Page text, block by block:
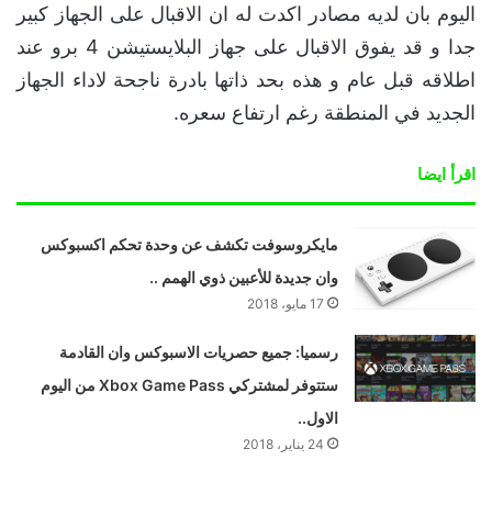
اليوم بان لديه مصادر اكدت له ان الاقبال على الجهاز كبير
جدا و قد يفوق الاقبال على جهاز البلايستيشن 4 برو عند
اطلاقه قبل عام و هذه بحد ذاتها بادرة ناجحة لاداء الجهاز
الجديد في المنطقة رغم ارتفاع سعره.
اقرأ ايضا
مايكروسوفت تكشف عن وحدة تحكم اكسبوكس
وان جديدة للأعبين ذوي الهمم ..
17 مايو، 2018
رسميا: جميع حصريات الاسبوكس وان القادمة
ستتوفر لمشتركي Xbox Game Pass من اليوم
الاول..
24 يناير، 2018